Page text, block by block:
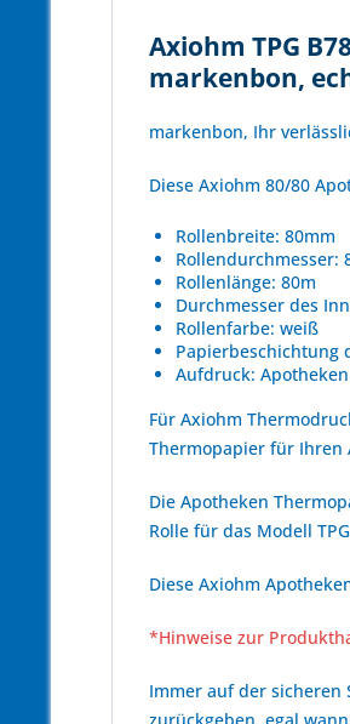
Axiohm TPG
markenbon,
markenbon, Ihr
Diese Axiohm 80/80
Rollenbreite: 80mm
Rollendurchmesser:
Rollenlänge: 80m
Durchmesser des
Rollenfarbe: weiß
Papierbeschichtung
Aufdruck:
Für Axiohm
Thermopapier für Ihren
Die Apotheken
Rolle für das Modell
Diese Axiohm
*Hinweise zur
Immer auf der sicheren